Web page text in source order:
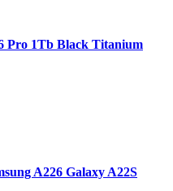
Pro 1Tb Black Titanium
A226 Galaxy A22S